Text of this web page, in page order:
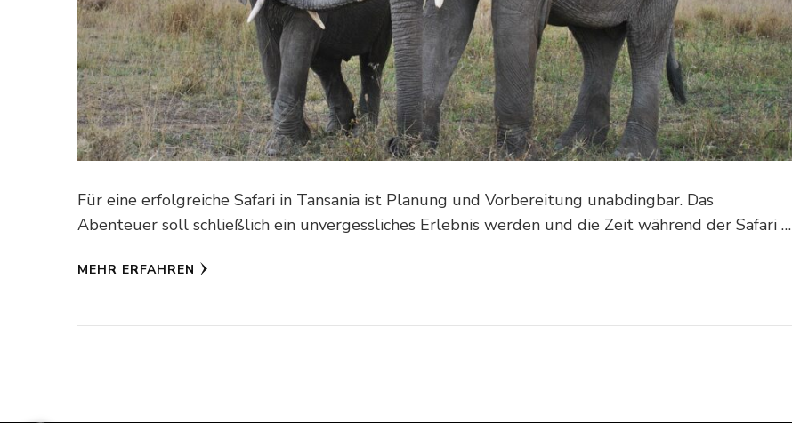
Für eine erfolgreiche Safari in Tansania ist Planung und Vorbereitung unabdingbar. Das
Abenteuer soll schließlich ein unvergessliches Erlebnis werden und die Zeit während der Safari …
MEHR ERFAHREN